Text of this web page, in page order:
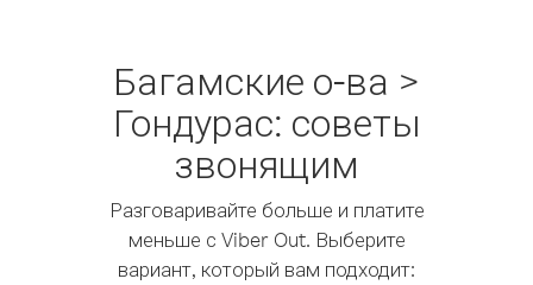
Багамские о-ва >
Гондурас: советы
звонящим
Разговаривайте больше и платите
меньше с Viber Out. Выберите
вариант, который вам подходит: